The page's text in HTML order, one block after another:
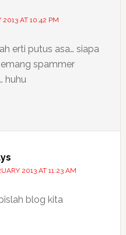
2013 AT 10:42 PM
erti putus asa… siapa
spammer
huhu
2013 AT 11:23 AM
blog kita